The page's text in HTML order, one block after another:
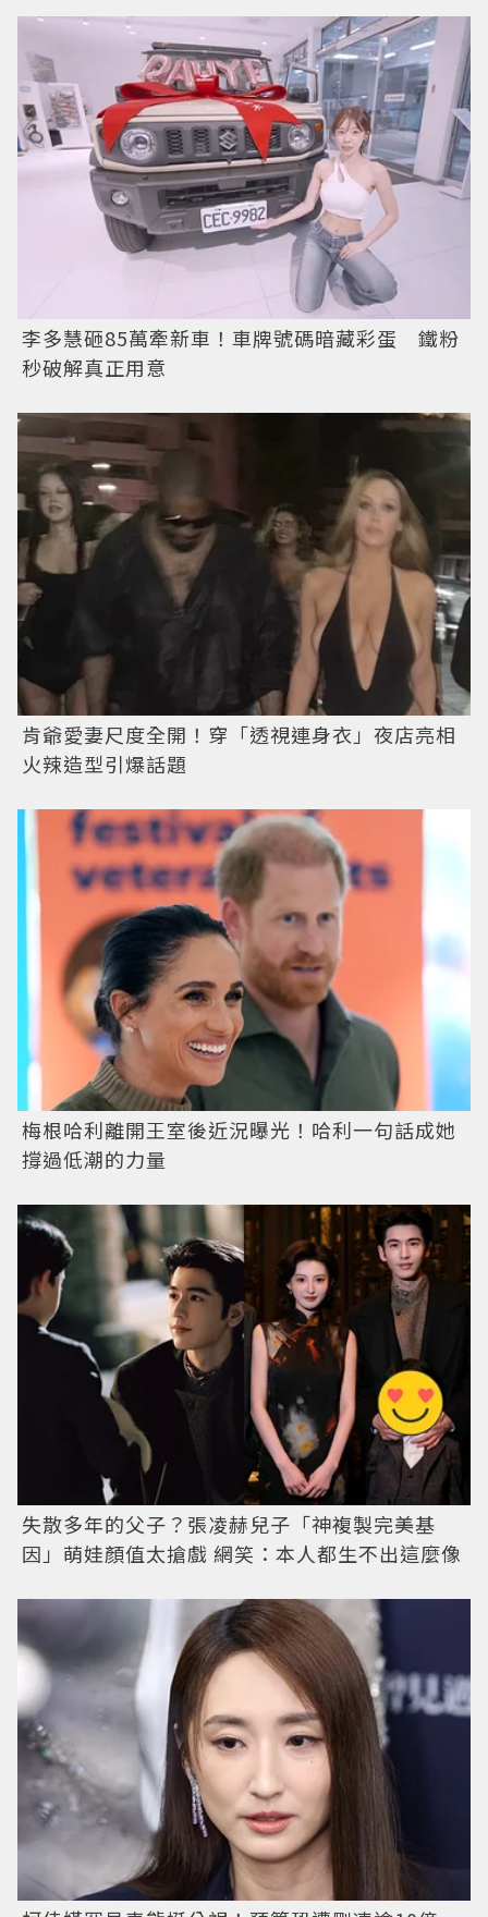
李多慧砸85萬牽新車！車牌號碼暗藏彩蛋 鐵粉
秒破解真正用意
肯爺愛妻尺度全開！穿「透視連身衣」夜店亮相
火辣造型引爆話題
梅根哈利離開王室後近況曝光！哈利一句話成她
撐過低潮的力量
失散多年的父子？張凌赫兒子「神複製完美基
因」萌娃顏值太搶戲 網笑：本人都生不出這麼像